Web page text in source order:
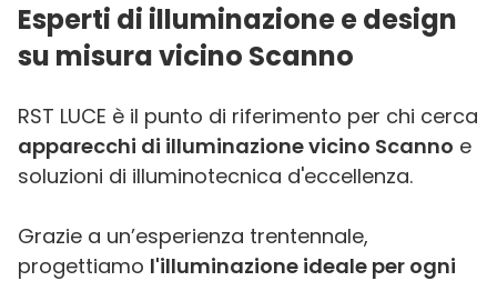
Esperti di illuminazione e design
su misura vicino Scanno
RST LUCE è il punto di riferimento per chi cerca
apparecchi di illuminazione vicino Scanno e
soluzioni di illuminotecnica d'eccellenza.
Grazie a un’esperienza trentennale,
progettiamo l'illuminazione ideale per ogni